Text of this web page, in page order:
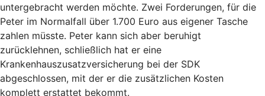
untergebracht werden möchte. Zwei Forderungen, für die
Peter im Normalfall über 1.700 Euro aus eigener Tasche
zahlen müsste. Peter kann sich aber beruhigt
zurücklehnen, schließlich hat er eine
Krankenhauszusatzversicherung bei der SDK
abgeschlossen, mit der er die zusätzlichen Kosten
komplett erstattet bekommt.